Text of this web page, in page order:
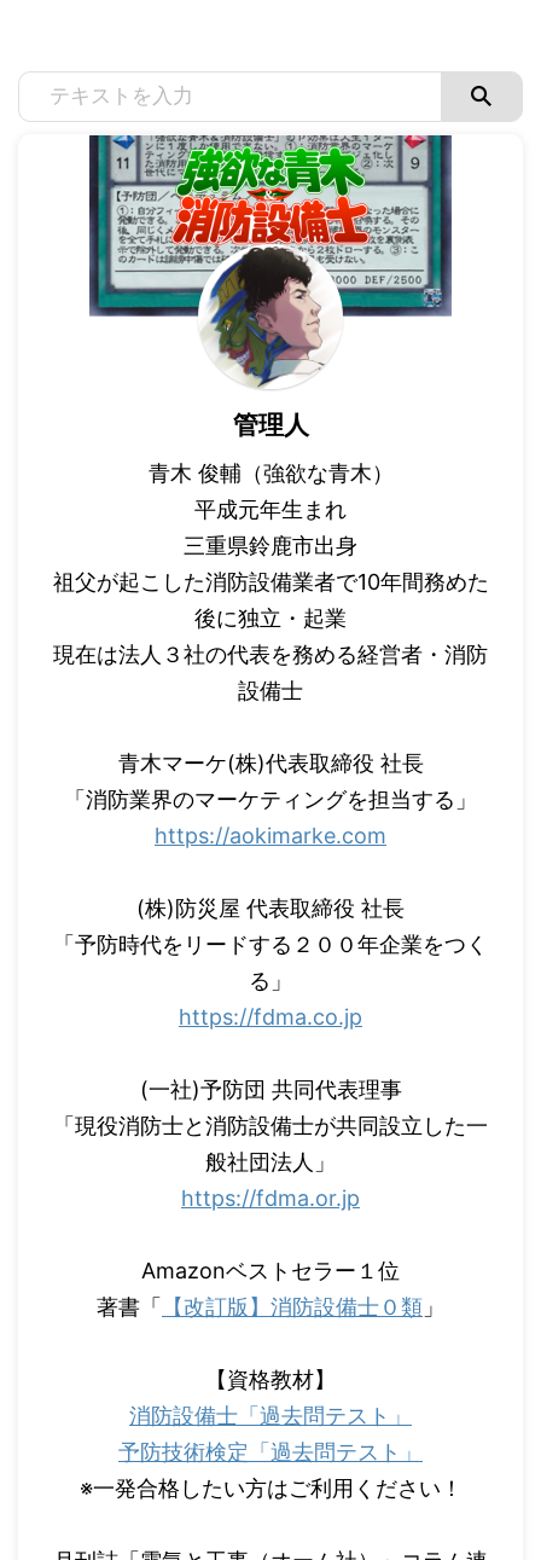
管理人
青木 俊輔（強欲な青木）
平成元年生まれ
三重県鈴鹿市出身
祖父が起こした消防設備業者で10年間務めた
後に独立・起業
現在は法人３社の代表を務める経営者・消防
設備士
青木マーケ(株)代表取締役 社長
「消防業界のマーケティングを担当する」
https://aokimarke.com
(株)防災屋 代表取締役 社長
「予防時代をリードする２００年企業をつく
る」
https://fdma.co.jp
(一社)予防団 共同代表理事
「現役消防士と消防設備士が共同設立した一
般社団法人」
https://fdma.or.jp
Amazonベストセラー１位
著書「 【改訂版】消防設備士０類 」
【資格教材】
消防設備士「過去問テスト」
予防技術検定「過去問テスト」
※一発合格したい方はご利用ください！